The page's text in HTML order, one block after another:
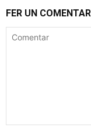
FER UN